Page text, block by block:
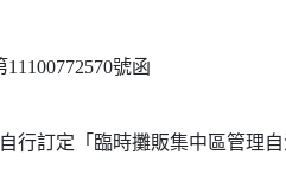
號函
行訂定「臨時攤販集中區管理自